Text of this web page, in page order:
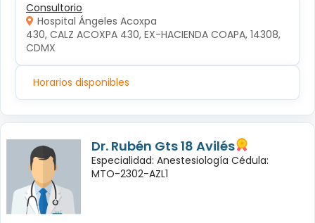
Consultorio
Hospital Ángeles Acoxpa
430, CALZ ACOXPA 430, EX-HACIENDA COAPA, 14308,
CDMX
Horarios disponibles
Dr. Rubén Gts 18 Avilés
Especialidad: Anestesiología Cédula:
MTO-2302-AZL1